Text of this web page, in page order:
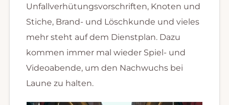
Unfallverhütungsvorschriften, Knoten und
Stiche, Brand- und Löschkunde und vieles
mehr steht auf dem Dienstplan. Dazu
kommen immer mal wieder Spiel- und
Videoabende, um den Nachwuchs bei
Laune zu halten.